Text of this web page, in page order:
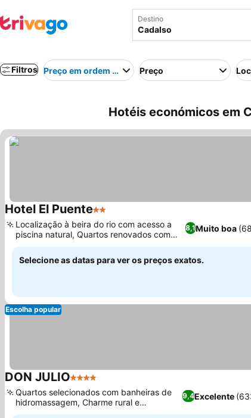
Destino
Filtros Preço em ordem crescentePreço
Hotéis económicos em
Hotel El Puente2 Estrelas
8,1Muito boa
Localização à beira do rio com acesso a
piscina natural, Quartos renovados com
vista para o rio
Selecione as datas para ver os preços exatos.
Escolha popular
DON JULIO4 Estrelas
9,4Excelente
Quartos selecionados com banheiras de
hidromassagem, Charme rural e
decoração elegante